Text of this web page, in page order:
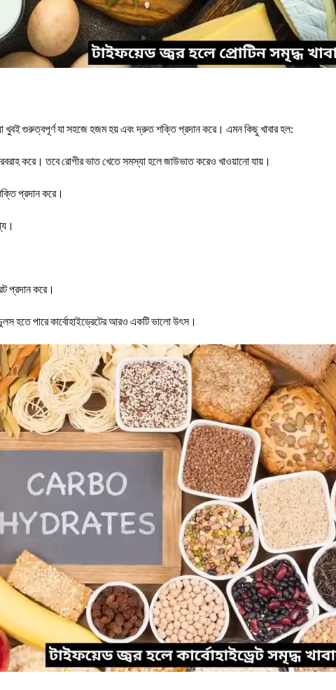
খুবই গুরুত্বপূর্ণ যা সহজে হজম হয় এবং দ্রুত শক্তি প্রদান করে। এমন কিছু খাবার হল:
করে। তবে রোগীর ভাত খেতে সমস্যা হলে জাউভাত করেও খাওয়ানো যায়।
প্রদান করে।
প্রদান করে।
হতে পারে কার্বোহাইড্রেটের আরও একটি ভালো উৎস।